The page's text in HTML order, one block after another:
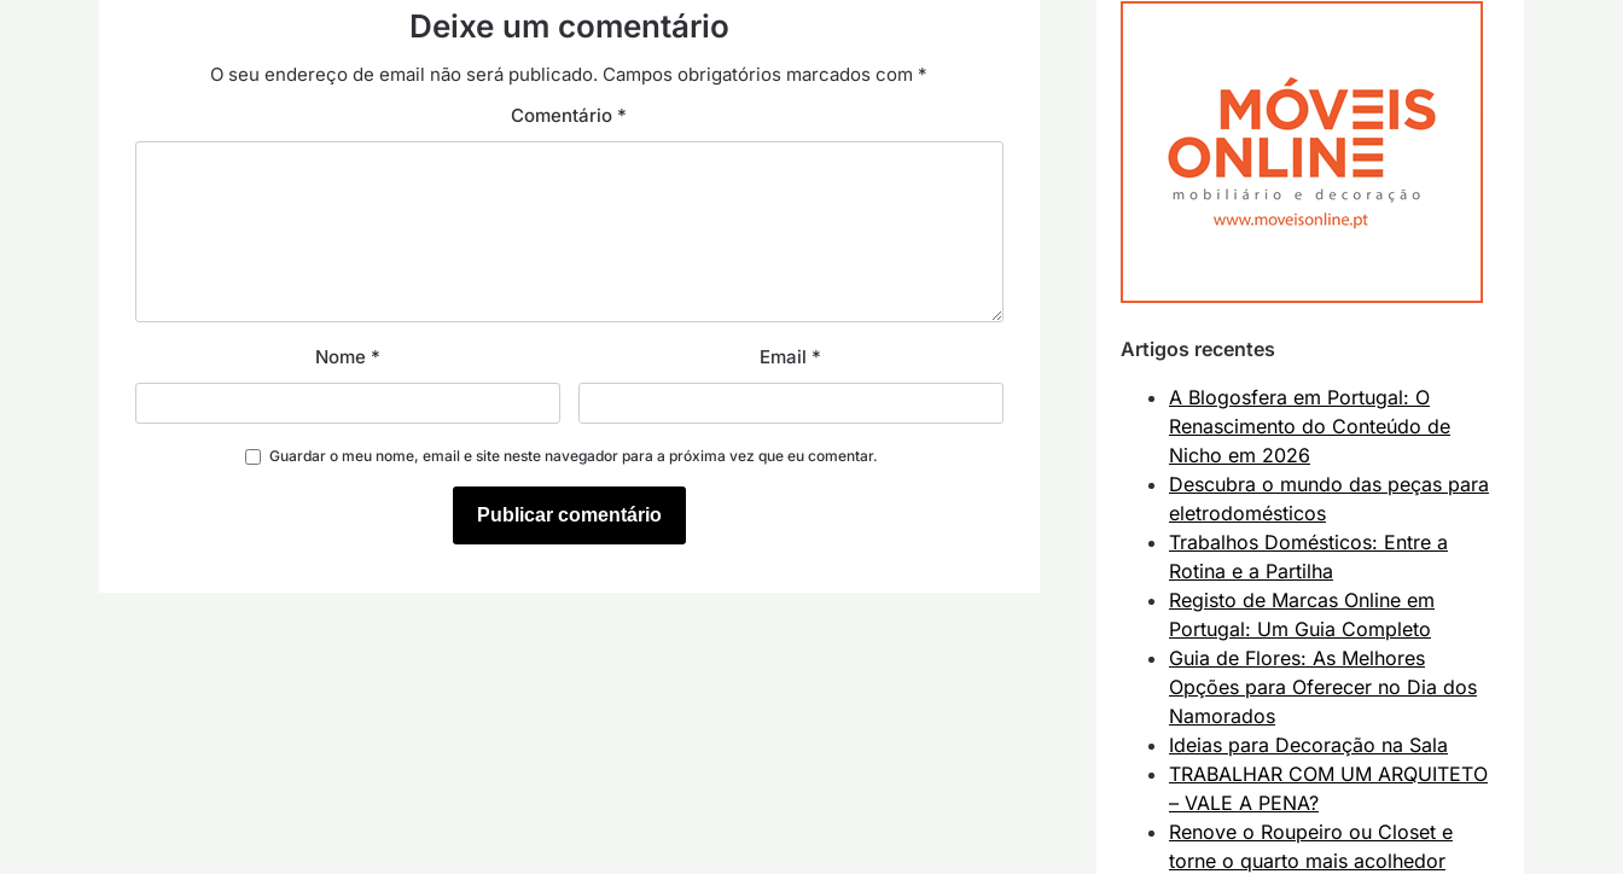
Deixe um comentário
O seu endereço de email não será publicado. Campos obrigatórios marcados com *
Comentário *
Nome * Email *
Guardar o meu nome, email e site neste navegador para a próxima vez que eu comentar.
Artigos recentes
A Blogosfera em Portugal: O
Renascimento do Conteúdo de
Nicho em 2026
Descubra o mundo das peças para
eletrodomésticos
Trabalhos Domésticos: Entre a
Rotina e a Partilha
Registo de Marcas Online em
Portugal: Um Guia Completo
Guia de Flores: As Melhores
Opções para Oferecer no Dia dos
Namorados
Ideias para Decoração na Sala
TRABALHAR COM UM ARQUITETO
– VALE A PENA?
Renove o Roupeiro ou Closet e
torne o quarto mais acolhedor